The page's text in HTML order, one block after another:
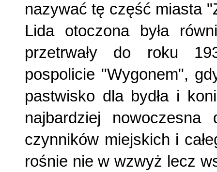
nazywać tę część miasta
Lida otoczona była
przetrwały do roku
pospolicie "Wygonem",
pastwisko dla bydła i
najbardziej
czynników miejskich i
rośnie nie w wzwyż lecz